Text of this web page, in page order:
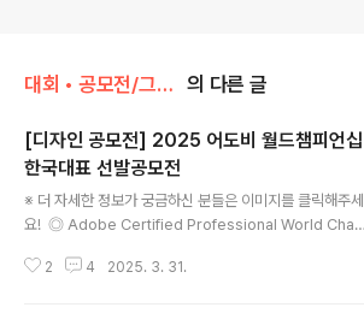
대회 • 공모전/그림 • 미술 • 디자인 • 웹툰. 의 다른 글
[디자인 공모전] 2025 어도비 월드챔피언십
한국대표 선발공모전
※ 더 자세한 정보가 궁금하신 분들은 이미지를 클릭해주세
요! ◎ Adobe Certified Professional World Cha
터, 인디자인을 사용하는 글로벌 디자인 대회입니다. 매년
2 4 2025. 3. 31.